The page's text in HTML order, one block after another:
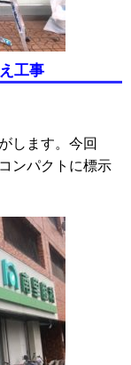
工事
します。今回
ンパクトに標示